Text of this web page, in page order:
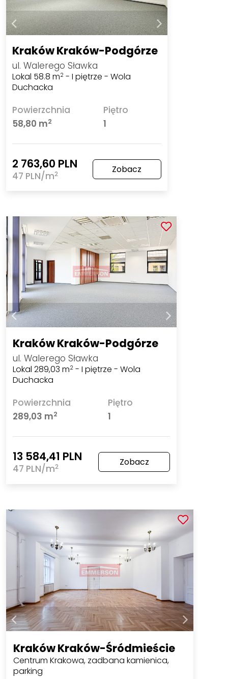
Kraków Kraków-Podgórze
ul. Walerego Sławka
Lokal 58.8 m2 - I piętrze - Wola
Duchacka
Powierzchnia
58,80 m2
Piętro
1
2 763,60 PLN
47 PLN/m2 Zobacz
Kraków Kraków-Podgórze
ul. Walerego Sławka
Lokal 289,03 m2 - I piętrze - Wola
Duchacka
Powierzchnia
289,03 m2
Piętro
1
13 584,41 PLN
47 PLN/m2 Zobacz
Kraków Kraków-Śródmieście
Centrum Krakowa, zadbana kamienica,
parking